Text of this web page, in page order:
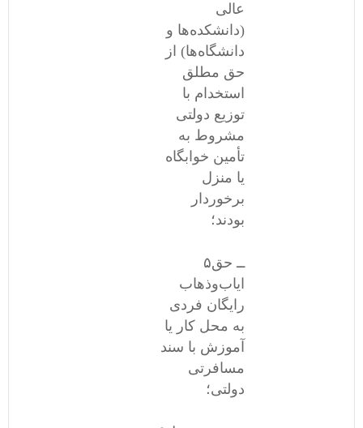
عالی
(دانشکده‌ها و
دانشگاه‌ها) از
حق مطلق
استخدام با
توزیع دولتی
مشروط به
تأمین خوابگاه
یا منزل
برخوردار
بودند؛
۵ــ حق
ایاب‌وذهاب
رایگان فردی
به محل کار یا
آموزش با سند
مسافرتی
دولتی؛